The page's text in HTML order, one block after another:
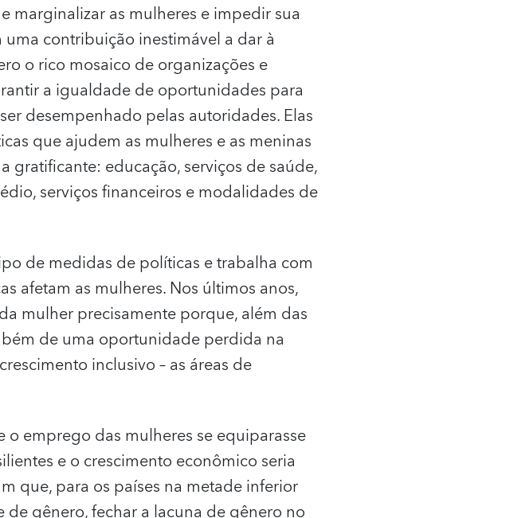
as mulheres e impedir sua
contribuição inestimável a dar à
o rico mosaico de organizações e
a igualdade de oportunidades para
desempenhado pelas autoridades. Elas
que ajudem as mulheres e as meninas
gratificante: educação, serviços de saúde,
serviços financeiros e modalidades de
de medidas de políticas e trabalha com
afetam as mulheres. Nos últimos anos,
mulher precisamente porque, além das
de uma oportunidade perdida na
inclusivo – as áreas de
emprego das mulheres se equiparasse
e o crescimento econômico seria
que, para os países na metade inferior
gênero, fechar a lacuna de gênero no